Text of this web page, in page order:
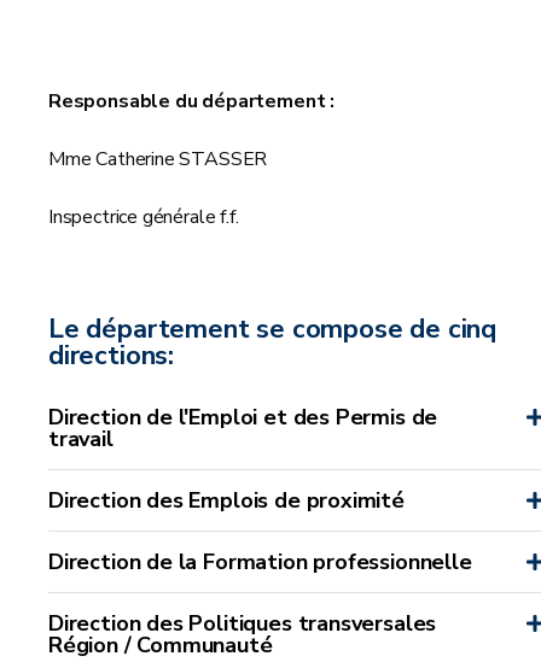
Responsable du département :
Mme Catherine STASSER
Inspectrice générale f.f.
Le département se compose de cinq
directions:
Direction de l'Emploi et des Permis de
travail
Direction des Emplois de proximité
Direction de la Formation professionnelle
Direction des Politiques transversales
Région / Communauté